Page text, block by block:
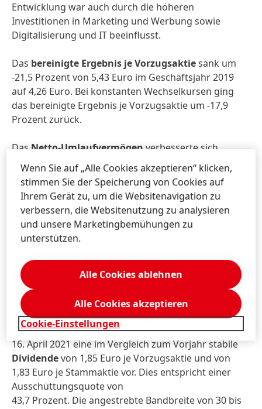
Entwicklung war auch durch die höheren
Investitionen in Marketing und Werbung sowie
Digitalisierung und IT beeinflusst.
Das bereinigte Ergebnis je Vorzugsaktiesank um
-21,5 Prozent von 5,43 Euro im Geschäftsjahr 2019
auf 4,26 Euro. Bei konstanten Wechselkursen ging
das bereinigte Ergebnis je Vorzugsaktie um -17,9
Prozent zurück.
Das Netto-Umlaufvermögen verbesserte sich
deutlich auf 0,7 Prozent vom Umsatz, gegenüber 3,9
Prozent im Vorjahreszeitraum.
DerFree Cashflowblieb sehr stark und erreichte mit
2.338 Mio. Euro fast das Niveau des Vorjahres (2019:
2.471 Mio. Euro).
DieNettofinanzpositionverbesserte sich deutlich
und lag zum 31. Dezember 2020 bei
-888 Mio. Euro (31. Dezember 2019: -2.047 Mio. Euro).
Vorstand, Aufsichtsrat und Gesellschafterausschuss
schlagen der Hauptversammlung am
16. April 2021 eine im Vergleich zum Vorjahr stabile
Dividendevon 1,85 Euro je Vorzugsaktie und von
1,83 Euro je Stammaktie vor. Dies entspricht einer
Ausschüttungsquote von
43,7 Prozent. Die angestrebte Bandbreite von 30 bis
Wenn Sie auf „Alle Cookies akzeptieren“ klicken,
stimmen Sie der Speicherung von Cookies auf
Ihrem Gerät zu, um die Websitenavigation zu
verbessern, die Websitenutzung zu analysieren
und unsere Marketingbemühungen zu
unterstützen.
Cookie-Einstellungen
Alle Cookies ablehnen
Alle Cookies akzeptieren